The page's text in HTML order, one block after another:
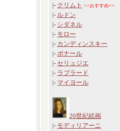
|- クリムト >>おすすめ<<
|- ルドン
|- シダネル
|- モロー
|- カンディンスキー
|- ボナール
|- セリュジエ
|- ラプラード
|- マイヨール
20世紀絵画
|- モディリアーニ